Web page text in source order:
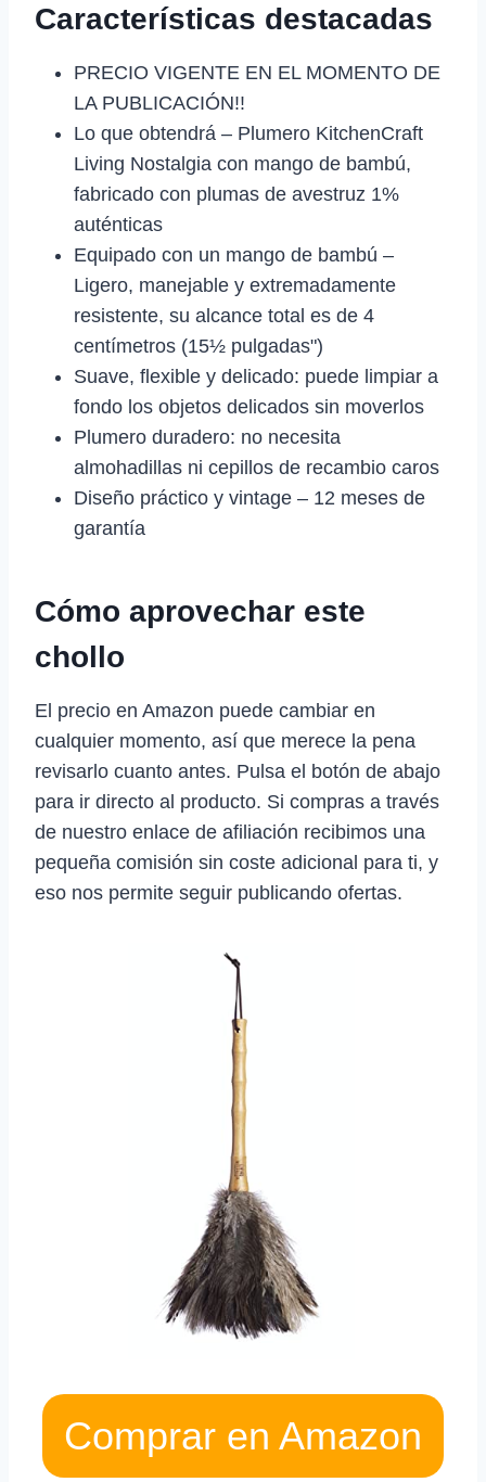
Características destacadas
PRECIO VIGENTE EN EL MOMENTO DE
LA PUBLICACIÓN!!
Lo que obtendrá – Plumero KitchenCraft
Living Nostalgia con mango de bambú,
fabricado con plumas de avestruz 1%
auténticas
Equipado con un mango de bambú –
Ligero, manejable y extremadamente
resistente, su alcance total es de 4
centímetros (15½ pulgadas")
Suave, flexible y delicado: puede limpiar a
fondo los objetos delicados sin moverlos
Plumero duradero: no necesita
almohadillas ni cepillos de recambio caros
Diseño práctico y vintage – 12 meses de
garantía
Cómo aprovechar este
chollo
El precio en Amazon puede cambiar en
cualquier momento, así que merece la pena
revisarlo cuanto antes. Pulsa el botón de abajo
para ir directo al producto. Si compras a través
de nuestro enlace de afiliación recibimos una
pequeña comisión sin coste adicional para ti, y
eso nos permite seguir publicando ofertas.
Comprar en Amazon